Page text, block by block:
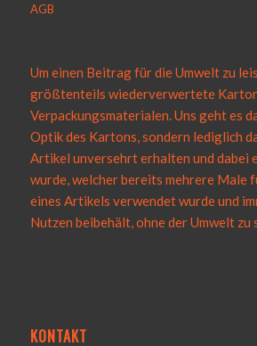
AGB
Um einen Beitrag für die Umwelt zu
größtenteils wiederverwertete
Verpackungsmaterialen. Uns geht es
Optik des Kartons, sondern lediglich
Artikel unversehrt erhalten und dabei
wurde, welcher bereits mehrere Male
eines Artikels verwendet wurde und
Nutzen beibehält, ohne der Umwelt zu
KONTAKT